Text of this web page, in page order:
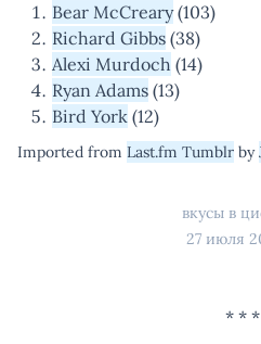
Bear McCreary(103)
Richard Gibbs (38)
Alexi Murdoch (14)
Ryan Adams (13)
Bird York (12)
Imported from Last.fm Tumblr by
вкусы в
27 июля